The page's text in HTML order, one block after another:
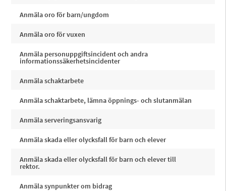
Anmäla oro för barn/ungdom
Anmäla oro för vuxen
Anmäla personuppgiftsincident och andra
informationssäkerhetsincidenter
Anmäla schaktarbete
Anmäla schaktarbete, lämna öppnings- och slutanmälan
Anmäla serveringsansvarig
Anmäla skada eller olycksfall för barn och elever
Anmäla skada eller olycksfall för barn och elever till
rektor.
Anmäla synpunkter om bidrag